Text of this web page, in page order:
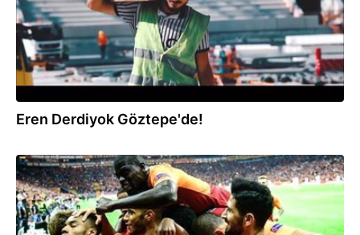
Eren Derdiyok Göztepe'de!
27.05.2019